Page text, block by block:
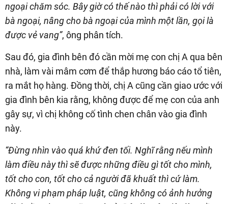
ngoại chăm sóc. Bây giờ có thế nào thì phải có lời với
bà ngoại, nâng cho bà ngoại của mình một lần, gọi là
được vẻ vang”, ông phân tích.
Sau đó, gia đình bên đó cần mời mẹ con chị A qua bên
nhà, làm vài mâm cơm để thắp hương báo cáo tổ tiên,
ra mắt họ hàng. Đồng thời, chị A cũng cần giao ước với
gia đình bên kia rằng, không được để mẹ con của anh
gây sự, vì chị không cố tình chen chân vào gia đình
này.
“Đừng nhìn vào quá khứ đen tối. Nghĩ rằng nếu mình
làm điều này thì sẽ được những điều gì tốt cho mình,
tốt cho con, tốt cho cả người đã khuất thì cứ làm.
Không vi phạm pháp luật, cũng không có ảnh hưởng